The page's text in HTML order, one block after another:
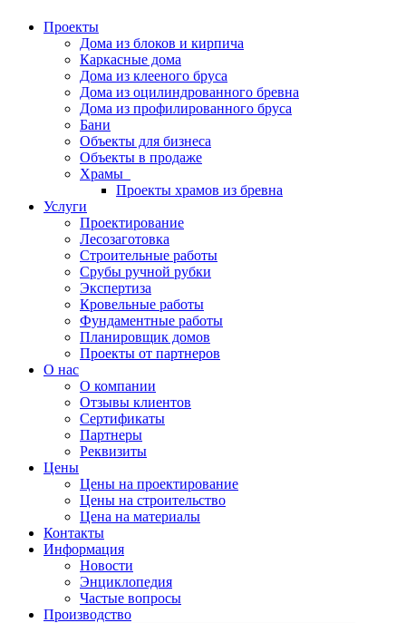
Проекты
Дома из блоков и кирпича
Каркасные дома
Дома из клееного бруса
Дома из оцилиндрованного бревна
Дома из профилированного бруса
Бани
Объекты для бизнеса
Объекты в продаже
Храмы
Проекты храмов из бревна
Услуги
Проектирование
Лесозаготовка
Строительные работы
Срубы ручной рубки
Экспертиза
Кровельные работы
Фундаментные работы
Планировщик домов
Проекты от партнеров
О нас
О компании
Отзывы клиентов
Сертификаты
Партнеры
Реквизиты
Цены
Цены на проектирование
Цены на строительство
Цена на материалы
Контакты
Информация
Новости
Энциклопедия
Частые вопросы
Производство